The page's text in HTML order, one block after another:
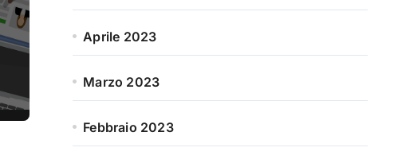
Aprile 2023
Marzo 2023
Febbraio 2023